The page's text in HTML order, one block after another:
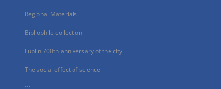
Regional Materials
Bibliophile collection
Lublin 700th anniversary of the city
The social effect of science
...